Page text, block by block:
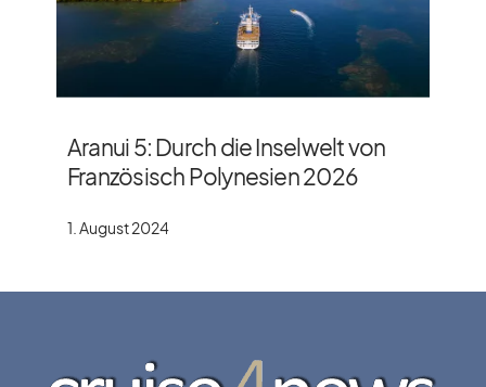
Aranui 5: Durch die Inselwelt von
Französisch Polynesien 2026
1. August 2024